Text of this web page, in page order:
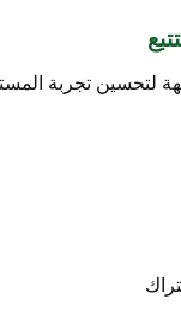
لتحسين تجربة